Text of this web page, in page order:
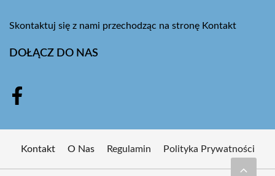
Skontaktuj się z nami przechodząc na stronę Kontakt
DOŁĄCZ DO NAS
Kontakt O Nas Regulamin Polityka Prywatności